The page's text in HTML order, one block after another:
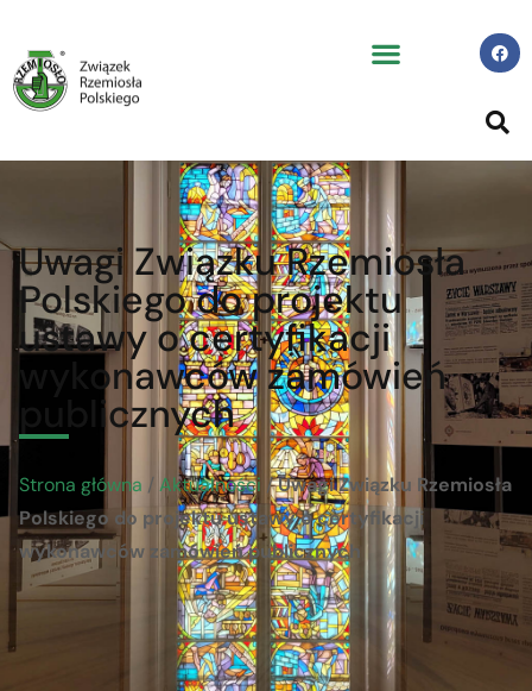
Uwagi Związku Rzemiosła
Polskiego do projektu
ustawy o certyfikacji
wykonawców zamówień
publicznych
Strona główna / Aktualności /Uwagi Związku Rzemiosła
Polskiego do projektu ustawy o certyfikacji
wykonawców zamówień publicznych